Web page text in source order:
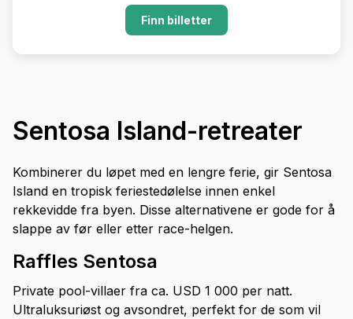
Finn billetter
Sentosa Island-retreater
Kombinerer du løpet med en lengre ferie, gir Sentosa
Island en tropisk feriestedølelse innen enkel
rekkevidde fra byen. Disse alternativene er gode for å
slappe av før eller etter race-helgen.
Raffles Sentosa
Private pool-villaer fra ca. USD 1 000 per natt.
Ultraluksuriøst og avsondret, perfekt for de som vil